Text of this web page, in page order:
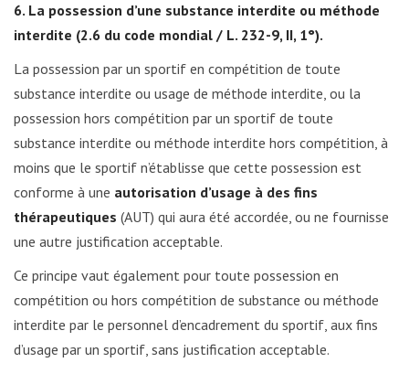
6. La possession d’une substance interdite ou méthode
interdite (2.6 du code mondial / L. 232-9, II, 1°).
La possession par un sportif en compétition de toute
substance interdite ou usage de méthode interdite, ou la
possession hors compétition par un sportif de toute
substance interdite ou méthode interdite hors compétition, à
moins que le sportif n’établisse que cette possession est
conforme à une autorisation d’usage à des fins
thérapeutiques (AUT) qui aura été accordée, ou ne fournisse
une autre justification acceptable.
Ce principe vaut également pour toute possession en
compétition ou hors compétition de substance ou méthode
interdite par le personnel d’encadrement du sportif, aux fins
d’usage par un sportif, sans justification acceptable.